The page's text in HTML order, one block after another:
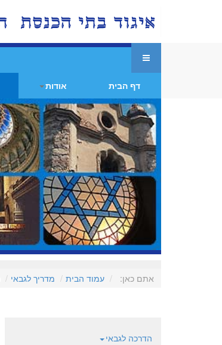
דף הבית אודות
אתם כאן: עמוד הבית מדריך לגבאי
הדרכה לגבאי